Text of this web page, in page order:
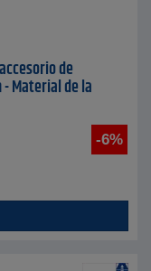
de
- Material de la
-6%